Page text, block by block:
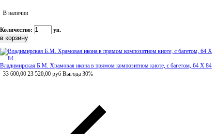
В наличии
Количество: уп.
Владимирская Б.М. Храмовая икона в прямом композитном киоте, с багетом, 64 Х 84
33 600,00 23 520,00 руб Выгода 30%